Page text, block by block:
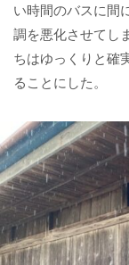
い時間のバスに間
調を悪化させてし
ちはゆっくりと確
ることにした。